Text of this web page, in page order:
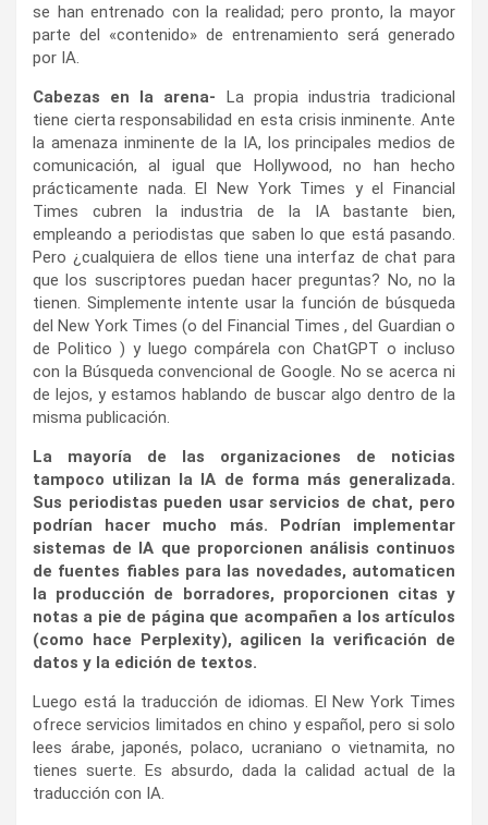
se han entrenado con la realidad; pero pronto, la mayor
parte del «contenido» de entrenamiento será generado
por IA.
Cabezas en la arena- La propia industria tradicional
tiene cierta responsabilidad en esta crisis inminente. Ante
la amenaza inminente de la IA, los principales medios de
comunicación, al igual que Hollywood, no han hecho
prácticamente nada. El New York Times y el Financial
Times cubren la industria de la IA bastante bien,
empleando a periodistas que saben lo que está pasando.
Pero ¿cualquiera de ellos tiene una interfaz de chat para
que los suscriptores puedan hacer preguntas? No, no la
tienen. Simplemente intente usar la función de búsqueda
del New York Times (o del Financial Times , del Guardian o
de Politico ) y luego compárela con ChatGPT o incluso
con la Búsqueda convencional de Google. No se acerca ni
de lejos, y estamos hablando de buscar algo dentro de la
misma publicación.
La mayoría de las organizaciones de noticias
tampoco utilizan la IA de forma más generalizada.
Sus periodistas pueden usar servicios de chat, pero
podrían hacer mucho más. Podrían implementar
sistemas de IA que proporcionen análisis continuos
de fuentes fiables para las novedades, automaticen
la producción de borradores, proporcionen citas y
notas a pie de página que acompañen a los artículos
(como hace Perplexity), agilicen la verificación de
datos y la edición de textos.
Luego está la traducción de idiomas. El New York Times
ofrece servicios limitados en chino y español, pero si solo
lees árabe, japonés, polaco, ucraniano o vietnamita, no
tienes suerte. Es absurdo, dada la calidad actual de la
traducción con IA.